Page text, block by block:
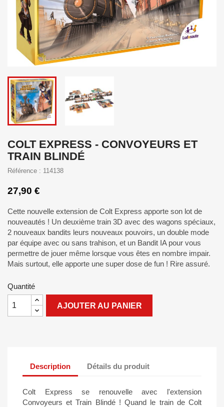
COLT EXPRESS - CONVOYEURS ET
TRAIN BLINDÉ
Référence : 114138
27,90 €
Cette nouvelle extension de Colt Express apporte son lot de
nouveautés ! Un deuxième train 3D avec des wagons spéciaux,
2 nouveaux bandits leurs nouveaux pouvoirs, un double mode
par équipe avec ou sans trahison, et un Bandit IA pour vous
permettre de jouer même lorsque vous êtes en nombre impair.
Mais surtout, elle apporte une super dose de fun ! Rire assuré.
Quantité
AJOUTER AU PANIER
Description Détails du produit
Colt Express se renouvelle avec l'extension
Convoyeurs et Train Blindé ! Quand le train de Colt